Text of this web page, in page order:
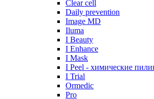
Clear cell
Daily prevention
Image MD
Iluma
I Beauty
I Enhance
I Mask
I Peel - химические
I Trial
Ormedic
Pro